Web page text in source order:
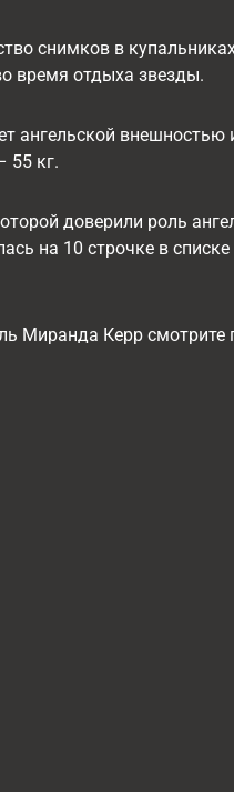
снимков в
время отдыха звезды.
ангельской
55 кг.
доверили роль
на 10 строчке в
Миранда Керр смотрите